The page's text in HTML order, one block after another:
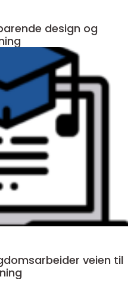
veien til